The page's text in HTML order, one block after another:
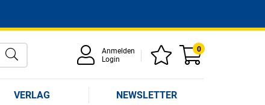
Anmelden
Login
0
VERLAG NEWSLETTER